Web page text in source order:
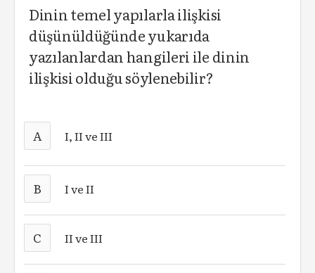
Dinin temel yapılarla ilişkisi
düşünüldüğünde yukarıda
yazılanlardan hangileri ile dinin
ilişkisi olduğu söylenebilir?
A I, II ve III
B I ve II
C II ve III